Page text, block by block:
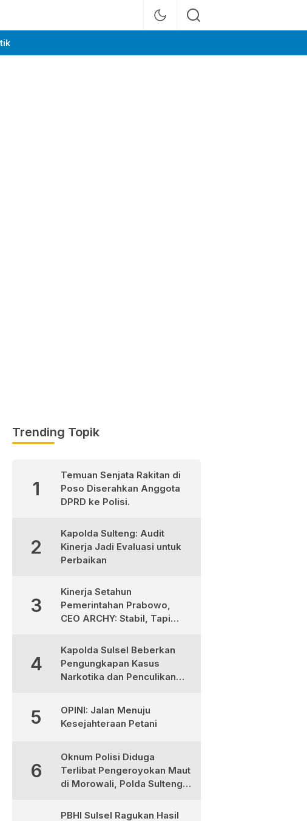
Trending Topik
1
Temuan Senjata Rakitan di
Poso Diserahkan Anggota
DPRD ke Polisi.
2
Kapolda Sulteng: Audit
Kinerja Jadi Evaluasi untuk
Perbaikan
3
Kinerja Setahun
Pemerintahan Prabowo,
CEO ARCHY: Stabil, Tapi
4
Kapolda Sulsel Beberkan
Pengungkapan Kasus
Narkotika dan Penculikan
5
OPINI: Jalan Menuju
Kesejahteraan Petani
6
Oknum Polisi Diduga
Terlibat Pengeroyokan Maut
di Morowali, Polda Sulteng
PBHI Sulsel Ragukan Hasil